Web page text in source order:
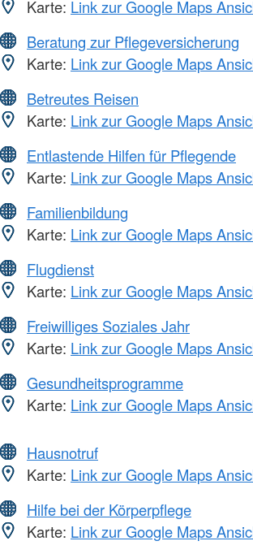
Karte: Link zur Google Maps
Beratung zur Pflegeversicherung
Karte: Link zur Google Maps
Betreutes Reisen
Karte: Link zur Google Maps
Entlastende Hilfen für Pflegende
Karte: Link zur Google Maps
Familienbildung
Karte: Link zur Google Maps
Flugdienst
Karte: Link zur Google Maps
Freiwilliges Soziales Jahr
Karte: Link zur Google Maps
Gesundheitsprogramme
Karte: Link zur Google Maps
Hausnotruf
Karte: Link zur Google Maps
Hilfe bei der Körperpflege
Karte: Link zur Google Maps